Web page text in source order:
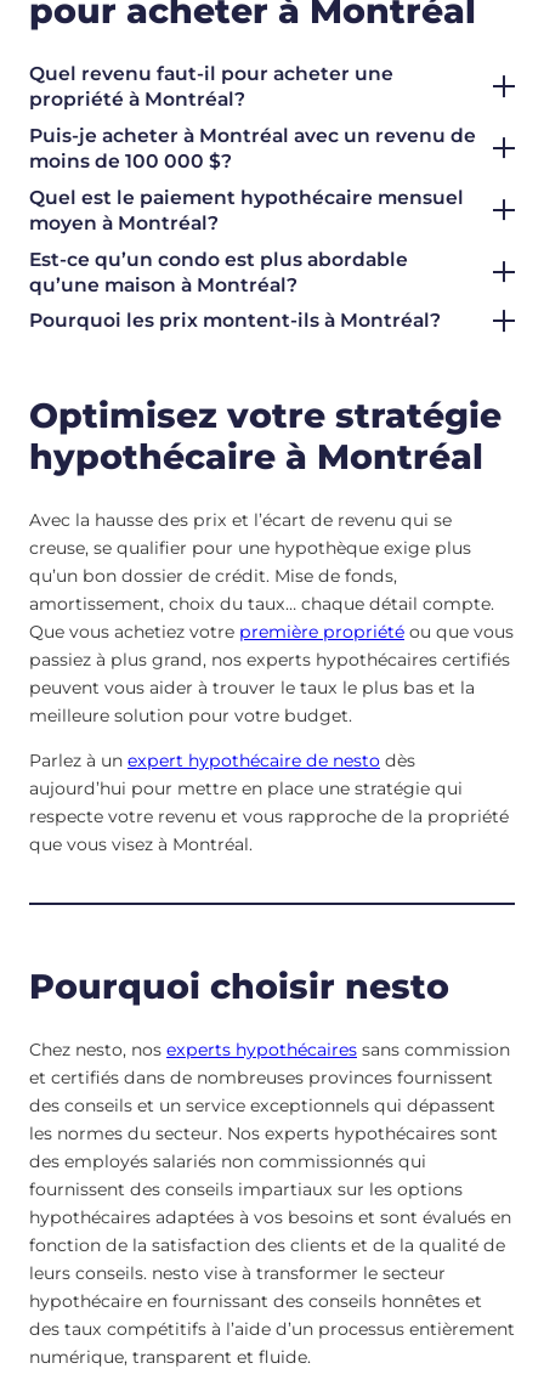
pour acheter à Montréal
Quel revenu faut-il pour acheter une
propriété à Montréal?
Puis-je acheter à Montréal avec un revenu de
moins de 100 000 $?
Quel est le paiement hypothécaire mensuel
moyen à Montréal?
Est-ce qu’un condo est plus abordable
qu’une maison à Montréal?
Pourquoi les prix montent-ils à Montréal?
Optimisez votre stratégie
hypothécaire à Montréal
Avec la hausse des prix et l’écart de revenu qui se
creuse, se qualifier pour une hypothèque exige plus
qu’un bon dossier de crédit. Mise de fonds,
amortissement, choix du taux… chaque détail compte.
Que vous achetiez votre première propriété ou que vous
passiez à plus grand, nos experts hypothécaires certifiés
peuvent vous aider à trouver le taux le plus bas et la
meilleure solution pour votre budget.
Parlez à un expert hypothécaire de nesto dès
aujourd’hui pour mettre en place une stratégie qui
respecte votre revenu et vous rapproche de la propriété
que vous visez à Montréal.
Pourquoi choisir nesto
Chez nesto, nos experts hypothécaires sans commission
et certifiés dans de nombreuses provinces fournissent
des conseils et un service exceptionnels qui dépassent
les normes du secteur. Nos experts hypothécaires sont
des employés salariés non commissionnés qui
fournissent des conseils impartiaux sur les options
hypothécaires adaptées à vos besoins et sont évalués en
fonction de la satisfaction des clients et de la qualité de
leurs conseils. nesto vise à transformer le secteur
hypothécaire en fournissant des conseils honnêtes et
des taux compétitifs à l’aide d’un processus entièrement
numérique, transparent et fluide.